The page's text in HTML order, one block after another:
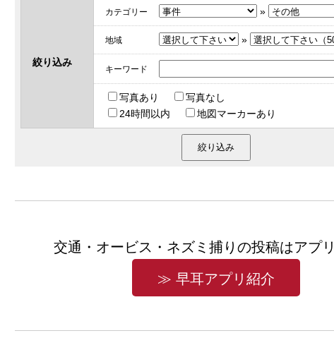
絞り込み
カテゴリー »
地域 »
キーワード
写真あり
写真なし
24時間以内
地図マーカーあり
交通・オービス・ネズミ捕りの投稿はアプ
≫ 早耳アプリ紹介